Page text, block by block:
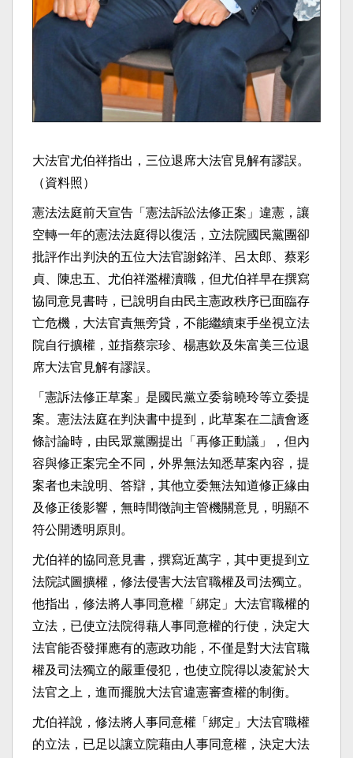
大法官尤伯祥指出，三位退席大法官見解有謬誤。
（資料照）
憲法法庭前天宣告「憲法訴訟法修正案」違憲，讓
空轉一年的憲法法庭得以復活，立法院國民黨團卻
批評作出判決的五位大法官謝銘洋、呂太郎、蔡彩
貞、陳忠五、尤伯祥濫權瀆職，但尤伯祥早在撰寫
協同意見書時，已說明自由民主憲政秩序已面臨存
亡危機，大法官責無旁貸，不能繼續束手坐視立法
院自行擴權，並指蔡宗珍、楊惠欽及朱富美三位退
席大法官見解有謬誤。
「憲訴法修正草案」是國民黨立委翁曉玲等立委提
案。憲法法庭在判決書中提到，此草案在二讀會逐
條討論時，由民眾黨團提出「再修正動議」，但內
容與修正案完全不同，外界無法知悉草案內容，提
案者也未說明、答辯，其他立委無法知道修正緣由
及修正後影響，無時間徵詢主管機關意見，明顯不
符公開透明原則。
尤伯祥的協同意見書，撰寫近萬字，其中更提到立
法院試圖擴權，修法侵害大法官職權及司法獨立。
他指出，修法將人事同意權「綁定」大法官職權的
立法，已使立法院得藉人事同意權的行使，決定大
法官能否發揮應有的憲政功能，不僅是對大法官職
權及司法獨立的嚴重侵犯，也使立院得以凌駕於大
法官之上，進而擺脫大法官違憲審查權的制衡。
尤伯祥說，修法將人事同意權「綁定」大法官職權
的立法，已足以讓立院藉由人事同意權，決定大法